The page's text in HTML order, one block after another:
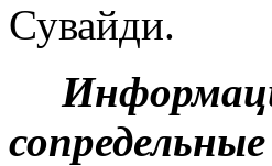
Сувайди.